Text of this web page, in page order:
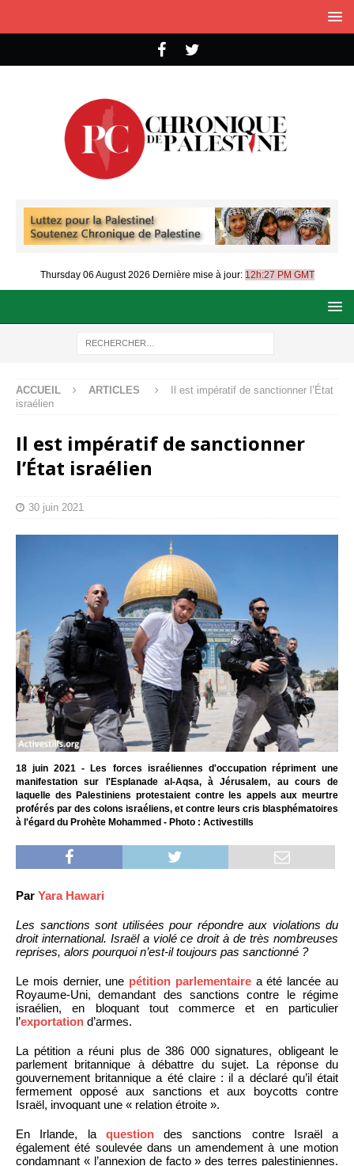
Thursday 06 August 2026 Dernière mise à jour: 12h:27 PM GMT
ACCUEIL ARTICLES
Il est impératif de sanctionner l’État
israélien
Il est impératif de sanctionner
l’État israélien
30 juin 2021
18 juin 2021 - Les forces israéliennes d'occupation répriment une
manifestation sur l'Esplanade al-Aqsa, à Jérusalem, au cours de
laquelle des Palestiniens protestaient contre les appels aux meurtre
proférés par des colons israéliens, et contre leurs cris blasphématoires
à l'égard du Prohète Mohammed - Photo : Activestills
Par Yara Hawari
Les sanctions sont utilisées pour répondre aux violations du
droit international. Israël a violé ce droit à de très nombreuses
reprises, alors pourquoi n’est-il toujours pas sanctionné ?
Le mois dernier, une pétition parlementairea été lancée au
Royaume-Uni, demandant des sanctions contre le régime
israélien, en bloquant tout commerce et en particulier
l’exportation d’armes.
La pétition a réuni plus de 386 000 signatures, obligeant le
parlement britannique à débattre du sujet. La réponse du
gouvernement britannique a été claire : il a déclaré qu’il était
fermement opposé aux sanctions et aux boycotts contre
Israël, invoquant une « relation étroite ».
En Irlande, la questiondes sanctions contre Israël a
également été soulevée dans un amendement à une motion
condamnant « l’annexion de facto » des terres palestiniennes.